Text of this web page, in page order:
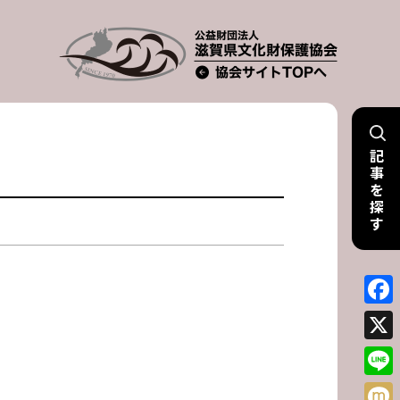
記
事
を
探
す
X
Line